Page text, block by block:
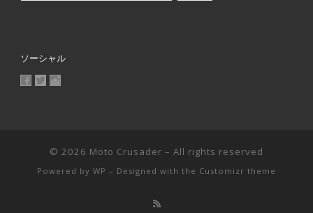
ソーシャル
MotoCrusader さんのプロフィールを Facebook で表示
@MotoCrusader さんのプロフィールを Twitter で表示
© 2026 Moto Crusader – All rights reserved
Powered by WP – Designed with the Customizr theme